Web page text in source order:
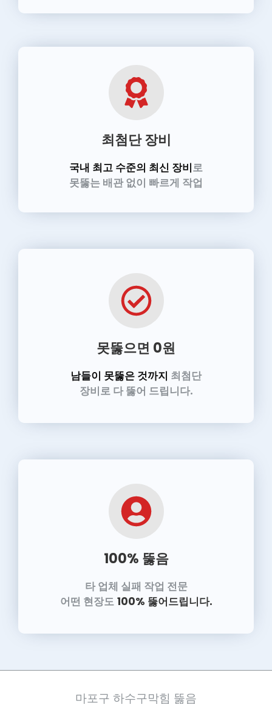
최첨단 장비
국내 최고 수준의 최신 장비로
못뚫는 배관 없이 빠르게 작업
못뚫으면 0원
남들이 못뚫은 것까지 최첨단
장비로 다 뚫어 드립니다.
100% 뚫음
타 업체 실패 작업 전문
어떤 현장도 100% 뚫어드립니다.
마포구 하수구막힘 뚫음